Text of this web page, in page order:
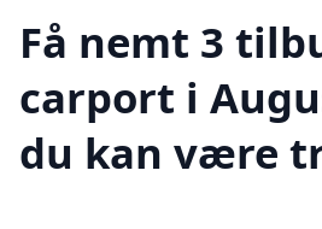
Få nemt 3
carport i
du kan være